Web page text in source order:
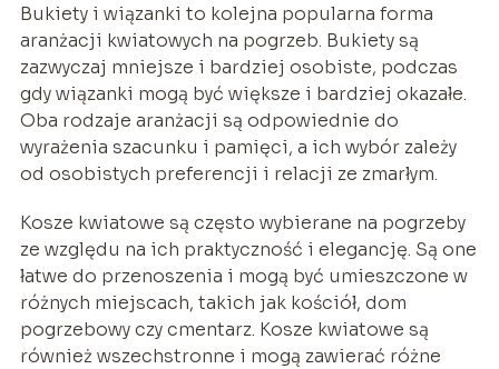
Bukiety i wiązanki to kolejna popularna forma
aranżacji kwiatowych na pogrzeb. Bukiety są
zazwyczaj mniejsze i bardziej osobiste, podczas
gdy wiązanki mogą być większe i bardziej okazałe.
Oba rodzaje aranżacji są odpowiednie do
wyrażenia szacunku i pamięci, a ich wybór zależy
od osobistych preferencji i relacji ze zmarłym.
Kosze kwiatowe są często wybierane na pogrzeby
ze względu na ich praktyczność i elegancję. Są one
łatwe do przenoszenia i mogą być umieszczone w
różnych miejscach, takich jak kościół, dom
pogrzebowy czy cmentarz. Kosze kwiatowe są
również wszechstronne i mogą zawierać różne